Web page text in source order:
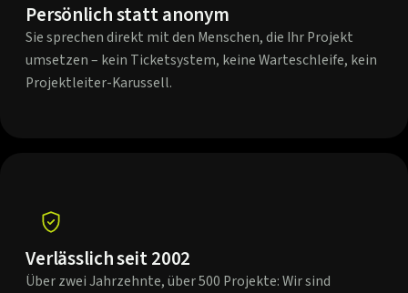
Persönlich statt anonym
Sie sprechen direkt mit den Menschen, die Ihr Projekt
umsetzen – kein Ticketsystem, keine Warteschleife, kein
Projektleiter-Karussell.
Verlässlich seit 2002
Über zwei Jahrzehnte, über 500 Projekte: Wir sind